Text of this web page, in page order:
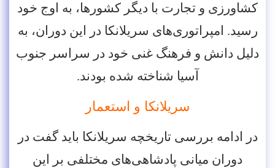
کشاورزی و تجارت با دیگر کشورها، به اوج خود
رسید. امپراتوری‌های سریلانکا در این دوران، به
دلیل دانش و فرهنگ غنی‌ خود در سراسر جنوب
آسیا شناخته شده بودند.
سریلانکا و استعمار
در ادامه بررسی تاریخچه سریلانکا باید گفت در
دوران میانی پادشاهی‌های مختلفی بر این